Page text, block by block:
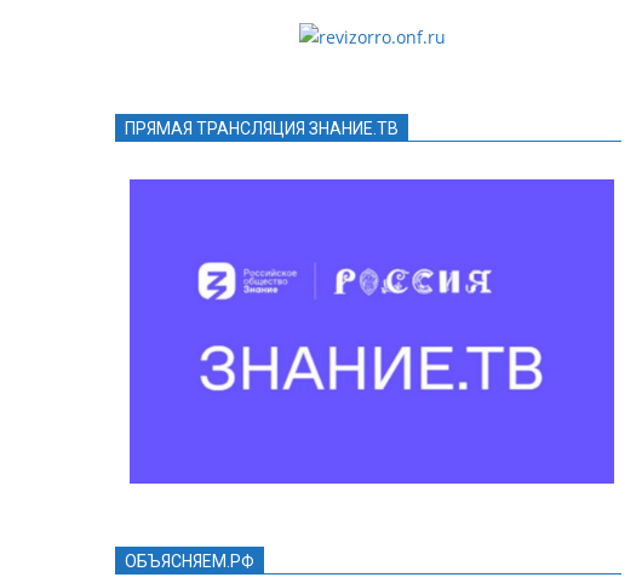
ПРЯМАЯ ТРАНСЛЯЦИЯ ЗНАНИЕ.ТВ
ОБЪЯСНЯЕМ.РФ